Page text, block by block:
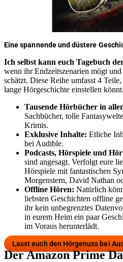
Eine spannende und düstere
Ich selbst kann euch Tagebuch
wenn ihr Endzeitszenarien mögt
schätzt. Diese Reihe umfasst 4
lange Hörgeschichte einstellen könnt.
Tausende Hörbücher in
Sachbücher, tolle
Krimis.
Exklusive Inhalte: Etliche
bei Audible.
Podcasts, Hörspiele und
sind angesagt. Verfolgt eure
Hörspiele mit fantastischen
Morgenstern, David Nathan
Offline Hören: Natürlich
liebsten Geschichten offline
ihr kein unbegrenztes
in eurem Heim ein paar
im Voraus herunterlädt.
Lasst euch den Hörgenuss bei
Der Amazon Prime